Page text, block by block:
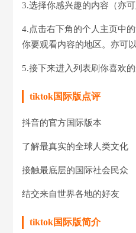
3.选择你感兴趣的内容（亦可
4.点击右下角的个人主页中
你要观看内容的地区。亦可
5.接下来进入列表刷你喜欢
tiktok国际版点评
抖音的官方国际版本
了解最真实的全球人类文化
接触最底层的国际社会民众
结交来自世界各地的好友
tiktok国际版简介